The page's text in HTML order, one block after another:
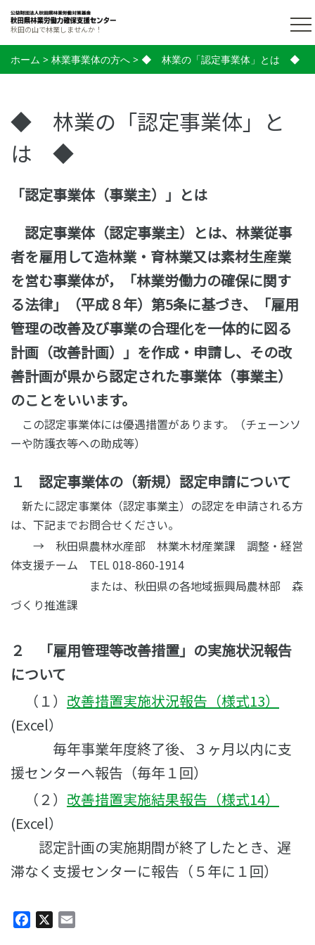
秋田の山で林業しませんか！
ホーム > 林業事業体の方へ > ◆ 林業の「認定事業体」とは ◆
◆ 林業の「認定事業体」と
は ◆
「認定事業体（事業主）」とは
認定事業体（認定事業主）とは、林業従事
者を雇用して造林業・育林業又は素材生産業
を営む事業体が，「林業労働力の確保に関す
る法律」（平成８年）第5条に基づき、「雇用
管理の改善及び事業の合理化を一体的に図る
計画（改善計画）」を作成・申請し、その改
善計画が県から認定された事業体（事業主）
のことをいいます。
この認定事業体には優遇措置があります。（チェーンソ
ーや防護衣等への助成等）
１ 認定事業体の（新規）認定申請について
新たに認定事業体（認定事業主）の認定を申請される方
は、下記までお問合せください。
→ 秋田県農林水産部 林業木材産業課 調整・経営
体支援チーム TEL 018-860-1914
または、秋田県の各地域振興局農林部 森
づくり推進課
２ 「雇用管理等改善措置」の実施状況報告
について
（１） 改善措置実施状況報告（様式13）
(Excel）
毎年事業年度終了後、３ヶ月以内に支
援センターへ報告（毎年１回）
（２） 改善措置実施結果報告（様式14）
(Excel）
認定計画の実施期間が終了したとき、遅
滞なく支援センターに報告（５年に１回）
Facebook